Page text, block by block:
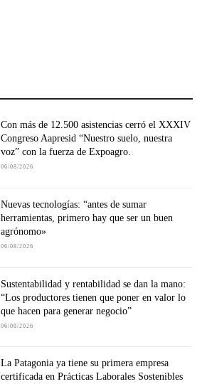
Con más de 12.500 asistencias cerró el XXXIV
Congreso Aapresid “Nuestro suelo, nuestra
voz” con la fuerza de Expoagro.
06/08/2026
Nuevas tecnologías: “antes de sumar
herramientas, primero hay que ser un buen
agrónomo»
06/08/2026
Sustentabilidad y rentabilidad se dan la mano:
“Los productores tienen que poner en valor lo
que hacen para generar negocio”
06/08/2026
La Patagonia ya tiene su primera empresa
certificada en Prácticas Laborales Sostenibles